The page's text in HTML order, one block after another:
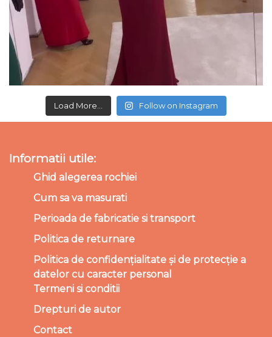
Load More... Follow on Instagram
Informatii utile:
Ghid alegerea rochiei
Cum sa va masurati
Perioada de fabricatie si transport
Politica de returnare
Politica de confidențialitate și de protecție a
datelor cu caracter personal
Termeni si conditii
Drepturi de autor
Contact